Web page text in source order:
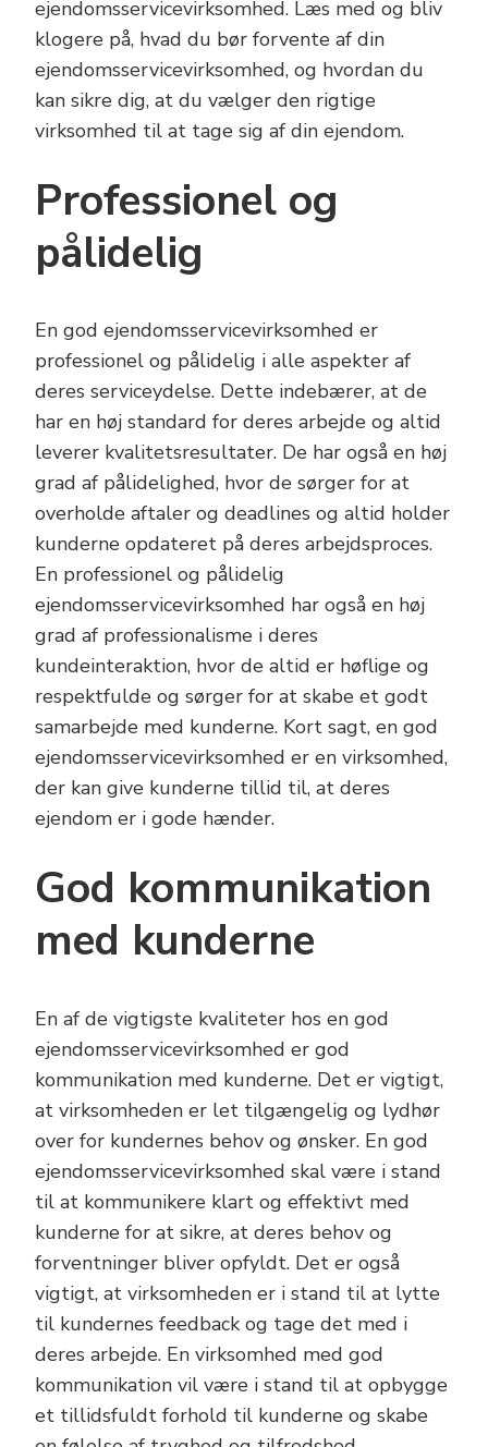
ejendomsservicevirksomhed. Læs med og bliv
klogere på, hvad du bør forvente af din
ejendomsservicevirksomhed, og hvordan du
kan sikre dig, at du vælger den rigtige
virksomhed til at tage sig af din ejendom.
Professionel og
pålidelig
En god ejendomsservicevirksomhed er
professionel og pålidelig i alle aspekter af
deres serviceydelse. Dette indebærer, at de
har en høj standard for deres arbejde og altid
leverer kvalitetsresultater. De har også en høj
grad af pålidelighed, hvor de sørger for at
overholde aftaler og deadlines og altid holder
kunderne opdateret på deres arbejdsproces.
En professionel og pålidelig
ejendomsservicevirksomhed har også en høj
grad af professionalisme i deres
kundeinteraktion, hvor de altid er høflige og
respektfulde og sørger for at skabe et godt
samarbejde med kunderne. Kort sagt, en god
ejendomsservicevirksomhed er en virksomhed,
der kan give kunderne tillid til, at deres
ejendom er i gode hænder.
God kommunikation
med kunderne
En af de vigtigste kvaliteter hos en god
ejendomsservicevirksomhed er god
kommunikation med kunderne. Det er vigtigt,
at virksomheden er let tilgængelig og lydhør
over for kundernes behov og ønsker. En god
ejendomsservicevirksomhed skal være i stand
til at kommunikere klart og effektivt med
kunderne for at sikre, at deres behov og
forventninger bliver opfyldt. Det er også
vigtigt, at virksomheden er i stand til at lytte
til kundernes feedback og tage det med i
deres arbejde. En virksomhed med god
kommunikation vil være i stand til at opbygge
et tillidsfuldt forhold til kunderne og skabe